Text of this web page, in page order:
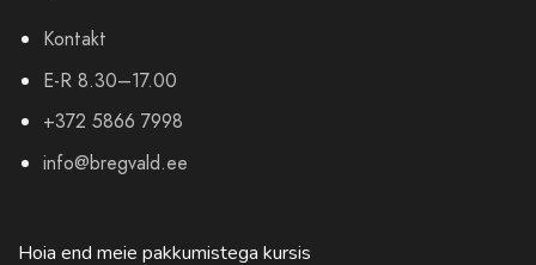
Kontakt
E-R 8.30–17.00
+372 5866 7998
info@bregvald.ee
Hoia end meie pakkumistega kursis